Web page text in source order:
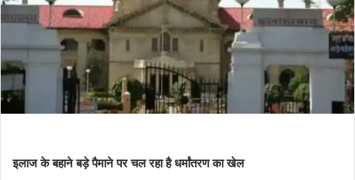
इलाज के बहाने बड़े पैमाने पर चल रहा है धर्मांतरण का खेल